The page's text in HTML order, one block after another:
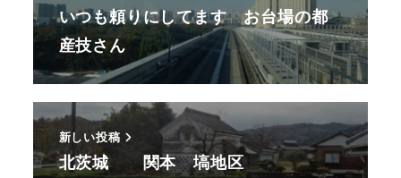
いつも頼りにしてます お台場の都
産技さん
新しい投稿
北茨城 関本 塙地区